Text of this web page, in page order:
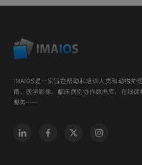
IMAIOS是一家旨在帮助和培训人类和动物护
谱、医学影像、临床病例协作数据库、在线
服务……